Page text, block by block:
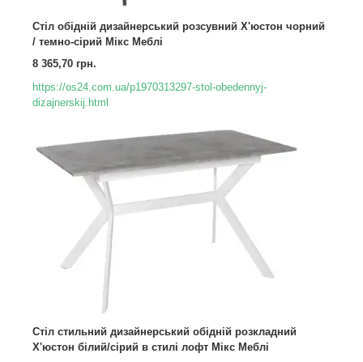
Стіл обідній дизайнерський розсувний Х'юстон чорний
/ темно-сірий Мікс Меблі
8 365,70 грн.
https://os24.com.ua/p1970313297-stol-obedennyj-
dizajnerskij.html
Стіл стильний дизайнерський обідній розкладний
Х'юстон білий/сірий в стилі лофт Мікс Меблі